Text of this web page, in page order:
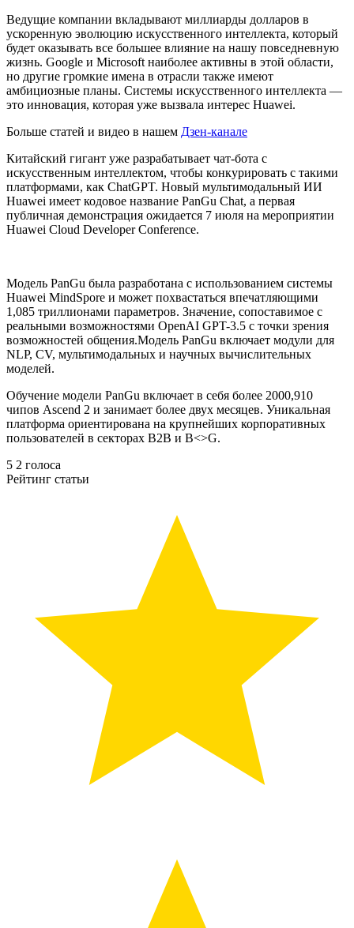
Ведущие компании вкладывают миллиарды долларов в
ускоренную эволюцию искусственного интеллекта, который
будет оказывать все большее влияние на нашу повседневную
жизнь. Google и Microsoft наиболее активны в этой области,
но другие громкие имена в отрасли также имеют
амбициозные планы. Системы искусственного интеллекта —
это инновация, которая уже вызвала интерес Huawei.
Больше статей и видео в нашем Дзен-канале
Китайский гигант уже разрабатывает чат-бота с
искусственным интеллектом, чтобы конкурировать с такими
платформами, как ChatGPT. Новый мультимодальный ИИ
Huawei имеет кодовое название PanGu Chat, а первая
публичная демонстрация ожидается 7 июля на мероприятии
Huawei Cloud Developer Conference.
Модель PanGu была разработана с использованием системы
Huawei MindSpore и может похвастаться впечатляющими
1,085 триллионами параметров. Значение, сопоставимое с
реальными возможностями OpenAI GPT-3.5 с точки зрения
возможностей общения.Модель PanGu включает модули для
NLP, CV, мультимодальных и научных вычислительных
моделей.
Обучение модели PanGu включает в себя более 2000,910
чипов Ascend 2 и занимает более двух месяцев. Уникальная
платформа ориентирована на крупнейших корпоративных
пользователей в секторах B2B и B<>G.
5 2 голоса
Рейтинг статьи